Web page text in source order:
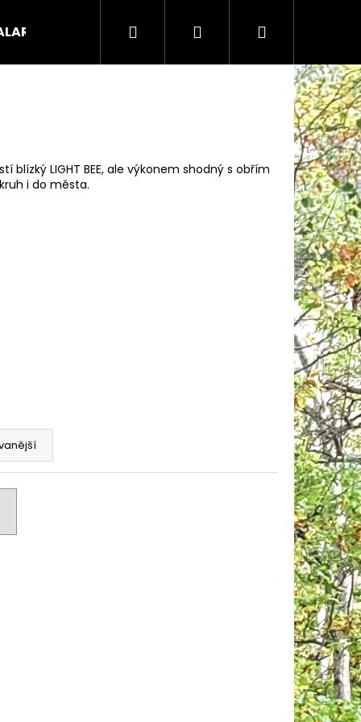
náhradní díly Koloběžky - odrážedla -
Hledat PřihlášeníNákupní
košík
LIGHT BEE, ale výkonem shodný s obřím
i do města.